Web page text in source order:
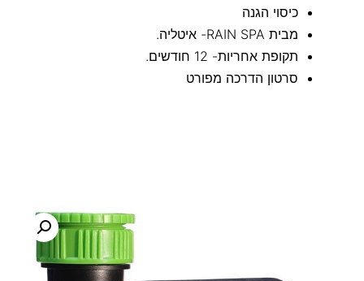
כיסוי הגנה
מבית RAIN SPA- איטליה.
תקופת אחריות- 12 חודשים.
סרטון הדרכה מפורט